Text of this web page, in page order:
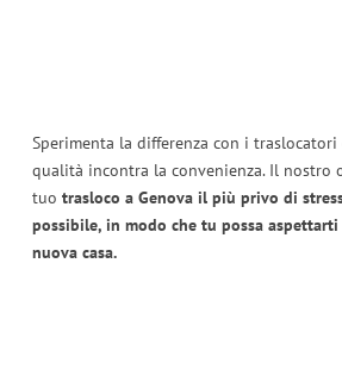
Sperimenta la differenza con i traslocatori
qualità incontra la convenienza. Il nostro
tuo trasloco a Genova il più privo di
possibile, in modo che tu possa
nuova casa.